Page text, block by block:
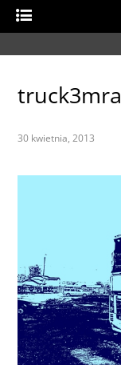
truck3mra
30 kwietnia, 2013